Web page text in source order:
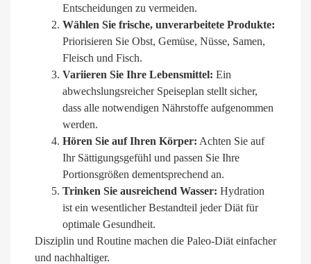
Entscheidungen zu vermeiden.
Wählen Sie frische, unverarbeitete Produkte:
Priorisieren Sie Obst, Gemüse, Nüsse, Samen,
Fleisch und Fisch.
Variieren Sie Ihre Lebensmittel: Ein
abwechslungsreicher Speiseplan stellt sicher,
dass alle notwendigen Nährstoffe aufgenommen
werden.
Hören Sie auf Ihren Körper: Achten Sie auf
Ihr Sättigungsgefühl und passen Sie Ihre
Portionsgrößen dementsprechend an.
Trinken Sie ausreichend Wasser: Hydration
ist ein wesentlicher Bestandteil jeder Diät für
optimale Gesundheit.
Disziplin und Routine machen die Paleo-Diät einfacher
und nachhaltiger.